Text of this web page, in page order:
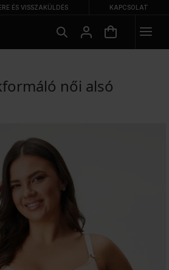
ÉS VISSZAKÜLDÉS KAPCSOLAT
női alsó